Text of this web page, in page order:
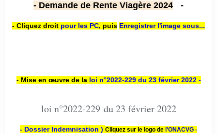
- Demande de Rente Viagère 2024 -
- Cliquez droit pour les PC, puis Enregistrer l'image sous...
- Mise en œuvre de la loi n°2022-229 du 23 février 2022 -
loi n°2022-229 du 23 février 2022
- Dossier Indemnisation ) Cliquez sur le logo de l'ONACVG -